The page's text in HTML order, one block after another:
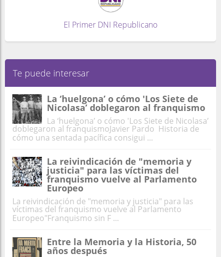
El Primer DNI Republicano
Te puede interesar
La ‘huelgona’ o cómo 'Los Siete de
Nicolasa’ doblegaron al franquismo
La ‘huelgona’ o cómo 'Los Siete de Nicolasa’
doblegaron al franquismoJavier Pardo Historia de
cómo una sentada pacífica consigui ...
La reivindicación de "memoria y
justicia" para las víctimas del
franquismo vuelve al Parlamento
Europeo
La reivindicación de "memoria y justicia" para las
víctimas del franquismo vuelve al Parlamento
Europeo"Franquismo sin F ...
Entre la Memoria y la Historia, 50
años después